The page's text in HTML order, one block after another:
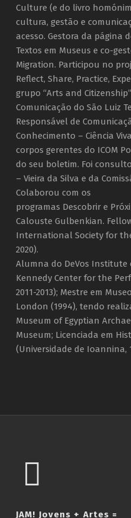
Culture (e do livro
cultura, gestão e
acesso. Gestora da página
Textos em Museus e co-
Migration. Participou no
Reflect, Share, Practice,
grupo “Arts and
Comunicação do São Luiz
Responsável de
Conhecimento – Ciência
corpos gerentes do ICOM
do seu boletim. Foi
– Vieira da Silva e da
Colaborou com os
programas Descobrir e
Calouste Gulbenkian.
International Society for
2020).
Alumna do DeVos
Kennedy Center for the
2011-2013); Mestre em
London (1994), tendo
Museum of Egyptian
Museum; Licenciada em
(Universidade de Ioannina,
JAM! Jovens + Artes =